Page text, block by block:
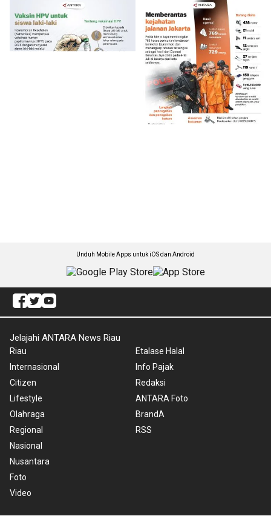
Unduh Mobile Apps untuk iOS dan Android
Jelajahi ANTARA News Riau
Riau
Internasional
Citizen
Lifestyle
Olahraga
Regional
Nasional
Nusantara
Foto
Video
Etalase Halal
Info Pajak
Redaksi
ANTARA Foto
BrandA
RSS